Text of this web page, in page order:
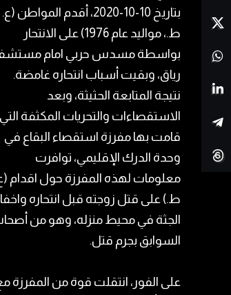
بتاريخ 10-10-2020، أقدم المواطن (ع.
ط.، مواليد عام 1976) على الانتحار
بواسطة مسدس حربي امام
رياق، وبقيت أسباب انتحاره غامضة.
نتيجة المتابعة الحثيثة، وبعد
الاستقصاءات والتحريات المكثفة التي
قامت بها مفرزة استقصاء البقاع في
وحدة الدرك الإقليمي، توافرت
معلومات لهذه المفرزة حول اقدام
ط.) على قتل زوجته قبل انتحاره
الجثة في محيط منزله، وهو من
السوابق بجرم قتل.
على الفور، انتقلت قوة من المفرزة